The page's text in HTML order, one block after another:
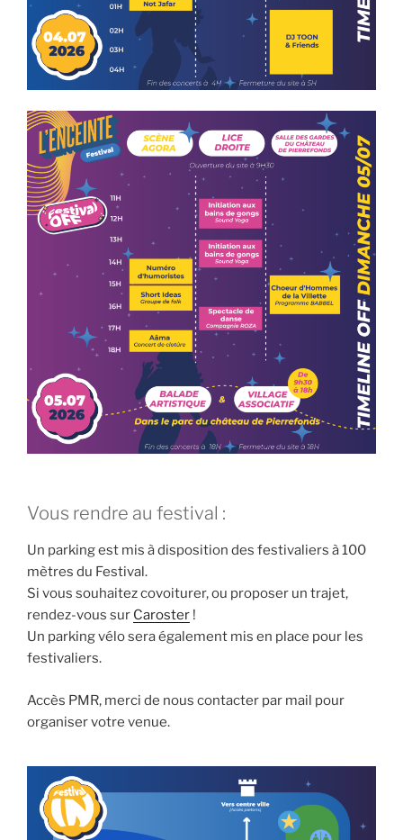
Vous rendre au festival :
Un parking est mis à disposition des festivaliers à 100
mètres du Festival.
Si vous souhaitez covoiturer, ou proposer un trajet,
rendez-vous sur Caroster !
Un parking vélo sera également mis en place pour les
festivaliers.
Accès PMR, merci de nous contacter par mail pour
organiser votre venue.